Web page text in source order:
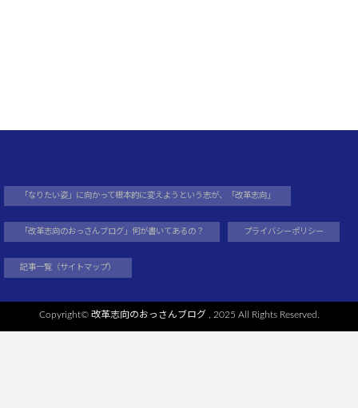
「なりたい姿」に向かって根本的に変えようという志が、「改革志向」
「改革志向のおっさんブログ」何が書いてあるの？ プライバシーポリシー
記事一覧（サイトマップ）
Copyright© 改革志向のおっさんブログ, 2025 All Rights Reserved.